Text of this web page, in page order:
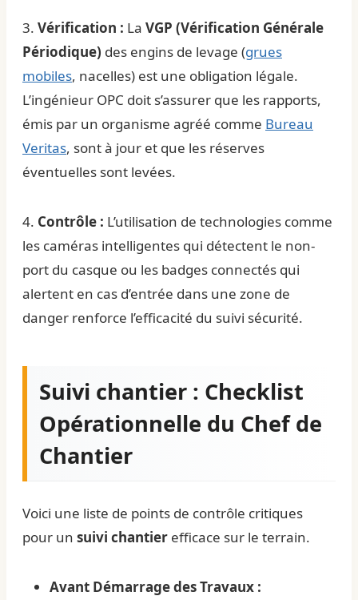
3. Vérification : La VGP (Vérification Générale
Périodique) des engins de levage (grues
mobiles, nacelles) est une obligation légale.
L’ingénieur OPC doit s’assurer que les rapports,
émis par un organisme agréé comme Bureau
Veritas, sont à jour et que les réserves
éventuelles sont levées.
4. Contrôle : L’utilisation de technologies comme
les caméras intelligentes qui détectent le non-
port du casque ou les badges connectés qui
alertent en cas d’entrée dans une zone de
danger renforce l’efficacité du suivi sécurité.
Suivi chantier : Checklist
Opérationnelle du Chef de
Chantier
Voici une liste de points de contrôle critiques
pour un suivi chantier efficace sur le terrain.
Avant Démarrage des Travaux :